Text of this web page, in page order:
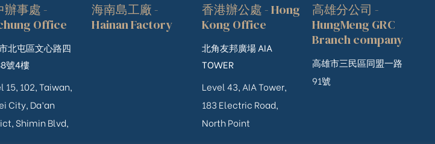
辦事處 -
Office
北屯區文心路四
號4樓
15, 102, Taiwan,
City, Da’an
Shimin Blvd,
海南島工廠 -
Hainan Factory
香港辦公處 - Hong
Kong Office
北角友邦廣場 AIA
TOWER
Level 43, AIA Tower,
183 Electric Road,
North Point
高雄分公司 -
HungMeng GRC
Branch company
高雄市三民區同盟一路
91號